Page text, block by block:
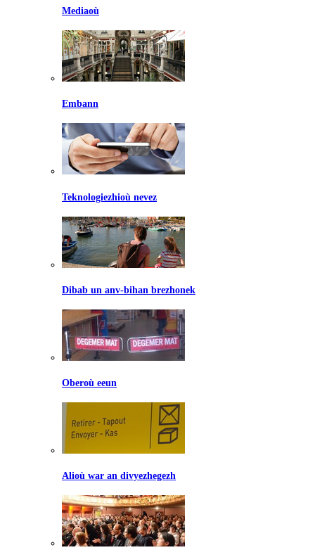
Mediaoù
Embann
Teknologiezhioù nevez
Dibab un anv-bihan brezhonek
Oberoù eeun
Alioù war an divyezhegezh